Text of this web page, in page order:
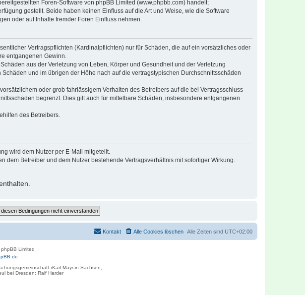
Foren-Software von phpBB Limited (www.phpbb.com) handelt;
gestellt. Beide haben keinen Einfluss auf die Art und Weise, wie die Software
oder auf Inhalte fremder Foren Einfluss nehmen.
Vertragspflichten (Kardinalpflichten) nur für Schäden, die auf ein vorsätzliches oder
entgangenen Gewinn.
aus der Verletzung von Leben, Körper und Gesundheit und der Verletzung
und im übrigen der Höhe nach auf die vertragstypischen Durchschnittsschäden
oder grob fahrlässigem Verhalten des Betreibers auf die bei Vertragsschluss
begrenzt. Dies gilt auch für mittelbare Schäden, insbesondere entgangenen
des Betreibers.
wird dem Nutzer per E-Mail mitgeteilt.
dem Betreiber und dem Nutzer bestehende Vertragsverhältnis mit sofortiger Wirkung.
Alle Zeiten sind UTC+02:00
Alle Cookies löschen
Kontakt
Limited
›Karl May‹ in Sachsen,
bei Dresden: Ralf Harder